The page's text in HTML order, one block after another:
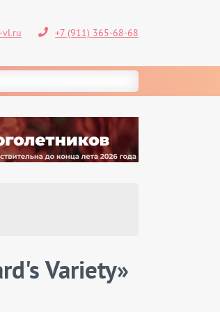
vl.ru +7 (911) 365-68-68
Variety»